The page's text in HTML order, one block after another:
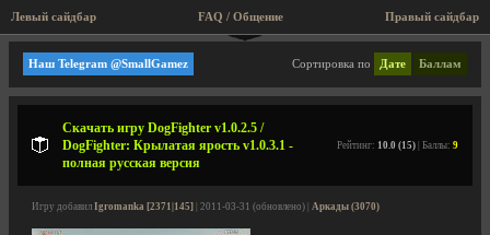
Левый сайдбар Правый сайдбар
FAQ / Общение
Большие игры (Rip, Repack)
Сортировка по Дате Баллам
Наш Telegram @SmallGamez
Скачать игру DogFighter v1.0.2.5 /
DogFighter: Крылатая ярость v1.0.3.1 -
полная русская версия
Рейтинг: 10.0 (15) | Баллы: 9
Игру добавил Igromanka [2371|145] | 2011-03-31 (обновлено) | Аркады (3070)